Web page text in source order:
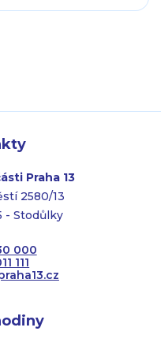
Praha 13
2580/13
- Stodůlky
000
111